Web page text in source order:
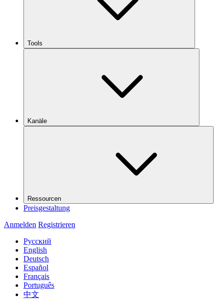
Tools
Kanäle
Ressourcen
Preisgestaltung
Anmelden Registrieren
Русский
English
Deutsch
Español
Français
Português
中文